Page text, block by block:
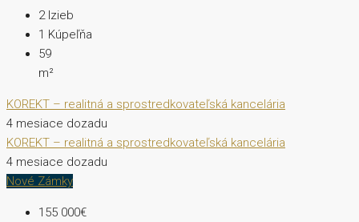
2 Izieb
1 Kúpeľňa
59
m²
KOREKT – realitná a sprostredkovateľská kancelária
4 mesiace dozadu
KOREKT – realitná a sprostredkovateľská kancelária
4 mesiace dozadu
Nové Zámky
155 000€